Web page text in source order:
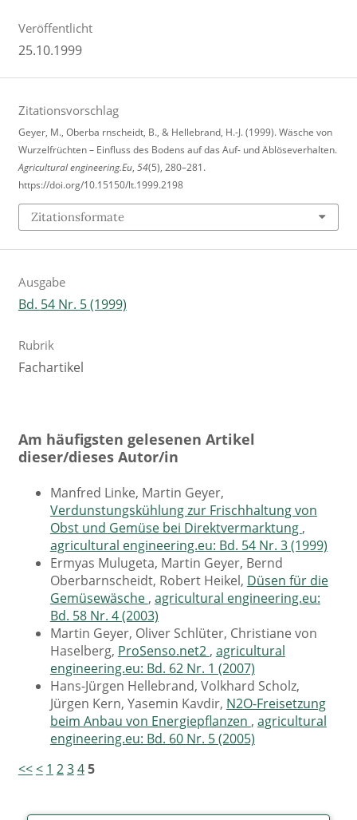
Veröffentlicht
25.10.1999
Zitationsvorschlag
Geyer, M., Oberba rnscheidt, B., & Hellebrand, H.-J. (1999). Wäsche von
Wurzelfrüchten – Einfluss des Bodens auf das Auf- und Ablöseverhalten.
Agricultural engineering.Eu, 54(5), 280–281.
https://doi.org/10.15150/lt.1999.2198
Zitationsformate
Ausgabe
Bd. 54 Nr. 5 (1999)
Rubrik
Fachartikel
Am häufigsten gelesenen Artikel
dieser/dieses Autor/in
Manfred Linke, Martin Geyer,
Verdunstungskühlung zur Frischhaltung von
Obst und Gemüse bei Direktvermarktung ,
agricultural engineering.eu: Bd. 54 Nr. 3 (1999)
Ermyas Mulugeta, Martin Geyer, Bernd
Oberbarnscheidt, Robert Heikel, Düsen für die
Gemüsewäsche , agricultural engineering.eu:
Bd. 58 Nr. 4 (2003)
Martin Geyer, Oliver Schlüter, Christiane von
Haselberg, ProSenso.net2 , agricultural
engineering.eu: Bd. 62 Nr. 1 (2007)
Hans-Jürgen Hellebrand, Volkhard Scholz,
Jürgen Kern, Yasemin Kavdir, N2O-Freisetzung
beim Anbau von Energiepflanzen , agricultural
engineering.eu: Bd. 60 Nr. 5 (2005)
<<< 1 2345